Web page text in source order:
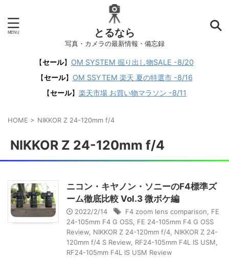
とるなら
写真・カメラの最新情報・備忘録
【セール】 OM SYSTEM 掘り出し物SALE -8/20
【セール】 OM SSYTEM 楽天 夏の特選市 -8/16
【セール】 楽天市場 お買い物マラソン -8/11
HOME > NIKKOR Z 24-120mm f/4
NIKKOR Z 24-120mm f/4
ニコン・キヤノン・ソニーのF4標準ズ
ーム徹底比較 Vol.3 微ボケ編
2022/2/14 F4 zoom lens comparison
FE
24-105mm F4 G OSS FE 24-105mm F4 G OSS
Review NIKKOR Z 24-120mm f/4 NIKKOR Z 24-
120mm f/4 S Review RF24-105mm F4L IS USM
RF24-105mm F4L IS USM Review